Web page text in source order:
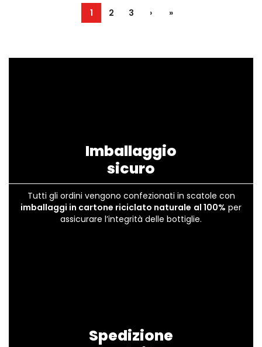
1 2 3 › »
Imballaggio
sicuro
Tutti gli ordini vengono confezionati in scatole con
imballaggi in cartone riciclato naturale al 100% per
assicurare l’integrità delle bottiglie.
Spedizione